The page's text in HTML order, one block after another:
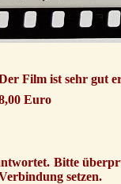
Film ist sehr gut
Euro
Bitte
setzen.